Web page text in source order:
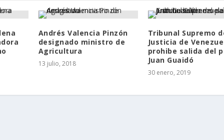
Andrés Valencia Pinzón
designado ministro de
Agricultura
13 julio, 2018
Tribunal Supremo
Justicia de
prohibe salida del
Juan Guaidó
30 enero, 2019